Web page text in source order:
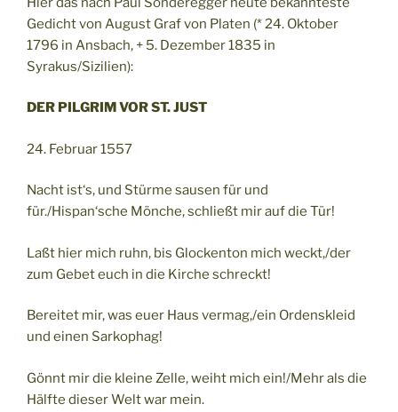
Gedicht von August Graf von Platen (* 24. Oktober
1796 in Ansbach, + 5. Dezember 1835 in
Syrakus/Sizilien):
DER PILGRIM VOR ST. JUST
24. Februar 1557
Nacht ist‘s, und Stürme sausen für und
für./Hispan‘sche Mönche, schließt mir auf die Tür!
Laßt hier mich ruhn, bis Glockenton mich weckt,/der
zum Gebet euch in die Kirche schreckt!
Bereitet mir, was euer Haus vermag,/ein Ordenskleid
und einen Sarkophag!
Gönnt mir die kleine Zelle, weiht mich ein!/Mehr als die
Hälfte dieser Welt war mein.